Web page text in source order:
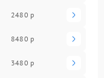
2480 р
8480 р
3480 р